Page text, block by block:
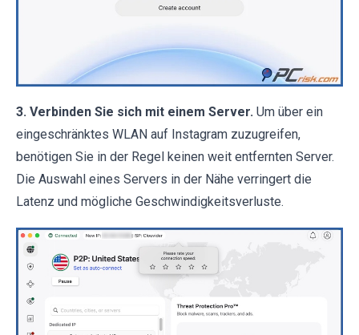
3. Verbinden Sie sich mit einem Server. Um über ein
eingeschränktes WLAN auf Instagram zuzugreifen,
benötigen Sie in der Regel keinen weit entfernten Server.
Die Auswahl eines Servers in der Nähe verringert die
Latenz und mögliche Geschwindigkeitsverluste.